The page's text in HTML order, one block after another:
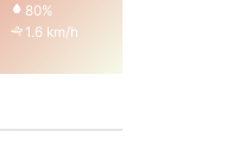
80%
1.6 km/h